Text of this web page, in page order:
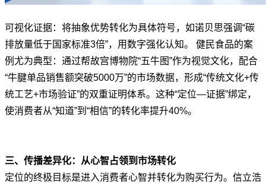
可视化证据：将抽象优势转化为具体符号，如诺贝思强调“碳
排放量低于国家标准3倍”，用数字强化认知。 健民食品的案
例尤为典型：通过帮故宫博物院“五牛图”作为视觉文化，配合
“牛腱单品销售额突破5000万”的市场数据，形成“传统文化+传
统工艺+市场验证”的双重证明体系。这种“定位—证据”绑定，
使消费者从“知道”到“相信”的转化率提升40%。
三、传播差异化：从心智占领到市场转化
定位的终极目标是进入消费者心智并转化为购买行为。信立浩